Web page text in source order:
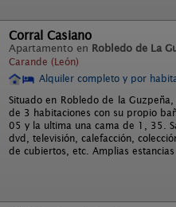
Corral Casiano
Apartamento en Robledo de La
Carande (León)
Alquiler completo y por
Situado en Robledo de la
de 3 habitaciones con su propio
05 y la ultima una cama de 1, 35.
dvd, televisión, calefacción,
de cubiertos, etc. Amplias